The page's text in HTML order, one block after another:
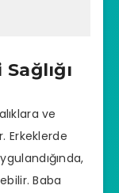
ve
Erkeklerde
Baba